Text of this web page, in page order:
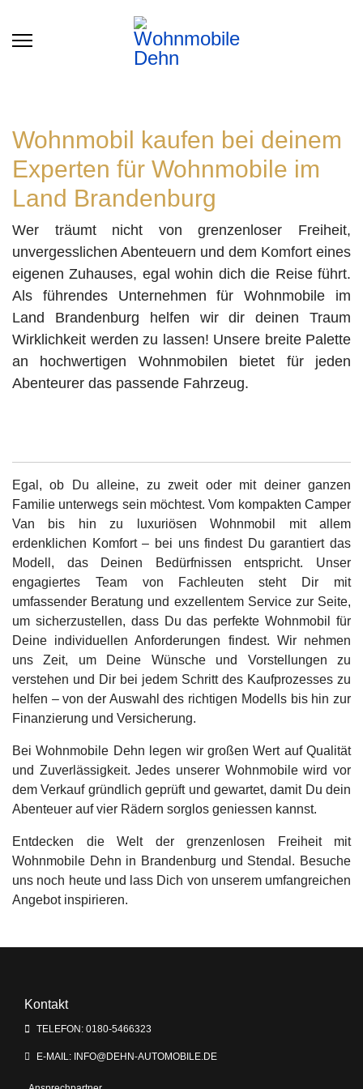
Wohnmobil kaufen bei deinem
Experten für Wohnmobile im
Land Brandenburg
Wer träumt nicht von grenzenloser Freiheit,
unvergesslichen Abenteuern und dem Komfort eines
eigenen Zuhauses, egal wohin dich die Reise führt.
Als führendes Unternehmen für Wohnmobile im
Land Brandenburg helfen wir dir deinen Traum
Wirklichkeit werden zu lassen! Unsere breite Palette
an hochwertigen Wohnmobilen bietet für jeden
Abenteurer das passende Fahrzeug.
Egal, ob Du alleine, zu zweit oder mit deiner ganzen
Familie unterwegs sein möchtest. Vom kompakten Camper
Van bis hin zu luxuriösen Wohnmobil mit allem
erdenklichen Komfort – bei uns findest Du garantiert das
Modell, das Deinen Bedürfnissen entspricht. Unser
engagiertes Team von Fachleuten steht Dir mit
umfassender Beratung und exzellentem Service zur Seite,
um sicherzustellen, dass Du das perfekte Wohnmobil für
Deine individuellen Anforderungen findest. Wir nehmen
uns Zeit, um Deine Wünsche und Vorstellungen zu
verstehen und Dir bei jedem Schritt des Kaufprozesses zu
helfen – von der Auswahl des richtigen Modells bis hin zur
Finanzierung und Versicherung.
Bei Wohnmobile Dehn legen wir großen Wert auf Qualität
und Zuverlässigkeit. Jedes unserer Wohnmobile wird vor
dem Verkauf gründlich geprüft und gewartet, damit Du dein
Abenteuer auf vier Rädern sorglos geniessen kannst.
Entdecken die Welt der grenzenlosen Freiheit mit
Wohnmobile Dehn in Brandenburg und Stendal. Besuche
uns noch heute und lass Dich von unserem umfangreichen
Angebot inspirieren.
Kontakt
TELEFON: 0180-5466323
E-MAIL: INFO@DEHN-AUTOMOBILE.DE